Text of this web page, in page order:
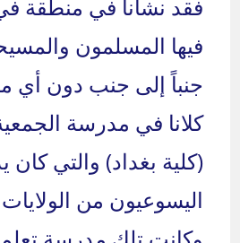
فقد نشأنا في منطقة
فيها المسلمون
جنباً إلى جنب دون أي
كلانا في مدرسة
(كلية بغداد) والتي كان
اليسوعيون من